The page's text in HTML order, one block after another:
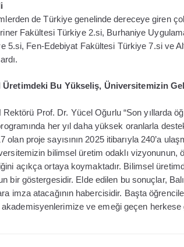
de Türkiye genelinde dereceye giren
Fakültesi Türkiye 2.si, Burhaniye
5.si, Fen-Edebiyat Fakültesi Türkiye 7.si ve
Bu Yükseliş, Üniversitemizin
Prof. Dr. Yücel Oğurlu “Son yıllarda
her yıl daha yüksek oranlarla
proje sayısının 2025 itibarıyla 240’a
bilimsel üretim odaklı vizyonunun,
açıkça ortaya koymaktadır. Bilimsel
bir göstergesidir. Elde edilen bu sonuçlar,
imza atacağının habercisidir. Başta
ve emeği geçen